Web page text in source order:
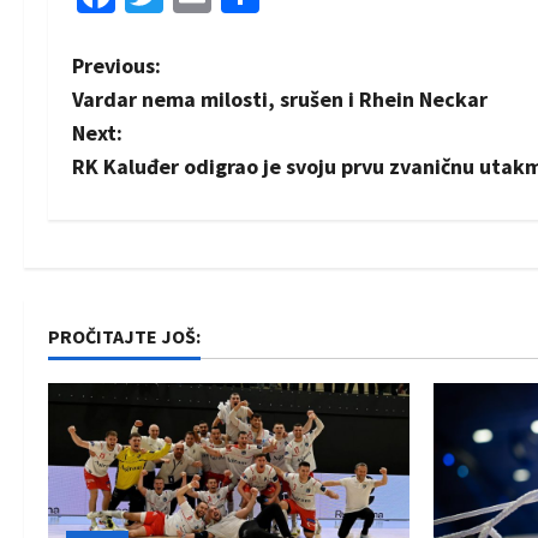
P
o
s
a
v
i
g
a
Previous:
Vardar nema milosti, srušen i Rhein Neckar
Next:
RK Kaluđer odigrao je svoju prvu zvaničnu
PROČITAJTE JOŠ: